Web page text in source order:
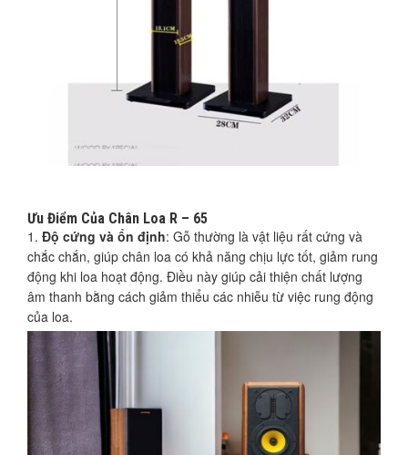
Ưu Điểm Của Chân Loa R – 65
Độ cứng và ổn định: Gỗ thường là vật liệu rất cứng và
chắc chắn, giúp chân loa có khả năng chịu lực tốt, giảm rung
động khi loa hoạt động. Điều này giúp cải thiện chất lượng
âm thanh bằng cách giảm thiểu các nhiễu từ việc rung động
của loa.